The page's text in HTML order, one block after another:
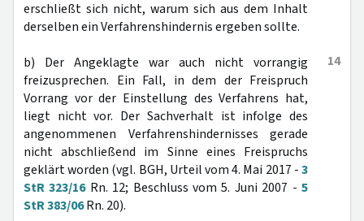
erschließt sich nicht, warum sich aus dem Inhalt
derselben ein Verfahrenshindernis ergeben sollte.
14
b) Der Angeklagte war auch nicht vorrangig
freizusprechen. Ein Fall, in dem der Freispruch
Vorrang vor der Einstellung des Verfahrens hat,
liegt nicht vor. Der Sachverhalt ist infolge des
angenommenen Verfahrenshindernisses gerade
nicht abschließend im Sinne eines Freispruchs
geklärt worden (vgl. BGH, Urteil vom 4. Mai 2017 -3
StR 323/16Rn. 12; Beschluss vom 5. Juni 2007 -5
StR 383/06Rn. 20).